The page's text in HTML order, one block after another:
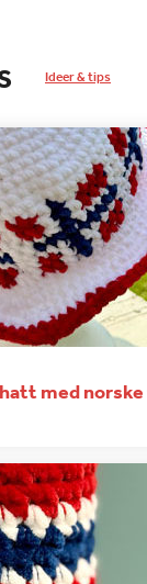
Ideer & tips
med norske